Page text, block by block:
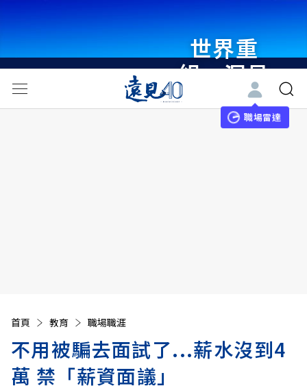
世界重
組・洞見
未來 與
世界領袖
職場雷達
首頁 教育 職場職涯
不用被騙去面試了...薪水沒到4
萬 禁「薪資面議」